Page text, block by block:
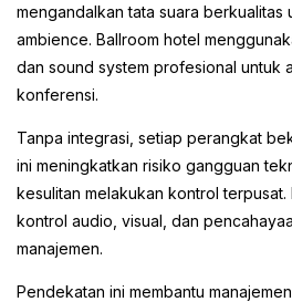
mengandalkan tata suara berkualitas
ambience. Ballroom hotel
dan sound system profesional untuk
konferensi.
Tanpa integrasi, setiap perangkat
ini meningkatkan risiko gangguan
kesulitan melakukan kontrol terpusat.
kontrol audio, visual, dan
manajemen.
Pendekatan ini membantu